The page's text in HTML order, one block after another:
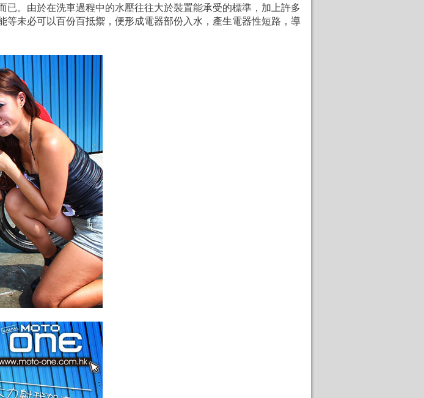
。由於在洗車過程中的水壓往往大於裝置能承受的標準，加上許多
未必可以百份百抵禦，便形成電器部份入水，產生電器性短路，導